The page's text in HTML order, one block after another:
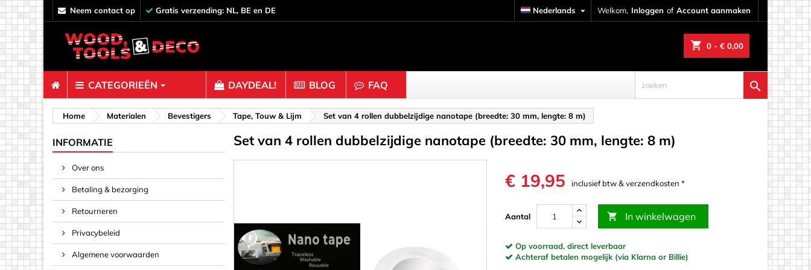
neem contact op Gratis verzending: NL, BE en DE Welkom, Inloggen of Account aanmaken
Nederlands 
shopping_cart 0 - € 0,00
CATEGORIEËN
Bevestigers
Afstandhouders
Bouten & Moeren
Pinnen & Staafjes
Plankverbinders
Rampamoeren
Knutselhout & Kurk
Ballen & Kralen
Dobbelstenen
Doppen & Knoppen
Ornamenten & Houtsnijwerk
DAYDEAL! BLOG FAQ 
Home Materialen Bevestigers Tape, Touw & Lijm Set van 4 rollen dubbelzijdige nanotape (breedte: 30 mm, lengte: 8 m)
INFORMATIE
Over ons
Betaling & bezorging
Retourneren
Privacybeleid
Algemene voorwaarden
Set van 4 rollen dubbelzijdige nanotape (breedte: 30 mm, lengte: 8 m)
€ 19,95 inclusief btw & verzendkosten *
Aantal  In winkelwagen
Op voorraad, direct leverbaar
Achteraf betalen mogelijk (via Klarna or Billie)